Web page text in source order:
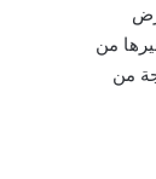
من
من